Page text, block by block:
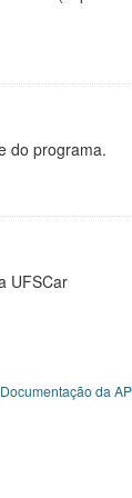
do programa.
UFSCar
Documentação da